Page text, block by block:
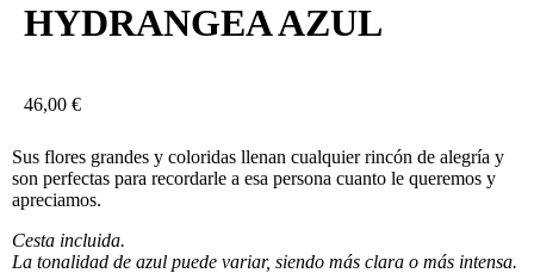
HYDRANGEA AZUL
46,00 €
Sus flores grandes y coloridas llenan cualquier rincón de alegría y
son perfectas para recordarle a esa persona cuanto le queremos y
apreciamos.
Cesta incluida.
La tonalidad de azul puede variar, siendo más clara o más intensa.